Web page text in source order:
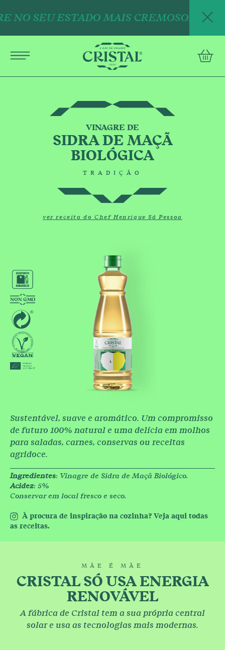
SEU ESTADO MAIS CREMOSO:
english conta
English
PRODUTOS
Perguntas FrequentesVINAGRE DE
SIDRA DE MAÇÃ
BIOLÓGICA
TRADIÇÃO
ver receita do Chef Henrique Sá Pessoa
Sustentável, suave e aromático. Um compromisso
de futuro 100% natural e uma delícia em molhos
para saladas, carnes, conservas ou receitas
agridoce.
Ingredientes: Vinagre de Sidra de Maçã Biológico.
Acidez: 5%
Conservar em local fresco e seco.
À procura de inspiração na cozinha? Veja aqui todas
as receitas.
MÃE É MÃE
CRISTAL SÓ USA ENERGIA
RENOVÁVEL
A fábrica de Cristal tem a sua própria central
solar e usa as tecnologias mais modernas.